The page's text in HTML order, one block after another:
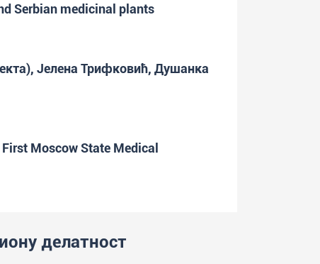
Serbian medicinal plants
Јелена Трифковић, Душанка
Moscow State Medical
делатност